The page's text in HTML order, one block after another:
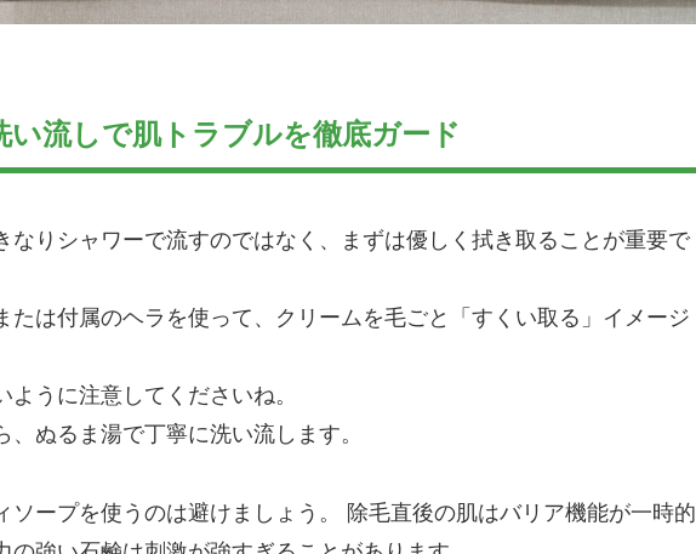
い流しで肌トラブルを徹底ガード
なりシャワーで流すのではなく、まずは優しく拭き取ることが重要で
たは付属のヘラを使って、クリームを毛ごと「すくい取る」イメージ
うに注意してくださいね。
ぬるま湯で丁寧に洗い流します。
ソープを使うのは避けましょう。 除毛直後の肌はバリア機能が一時的